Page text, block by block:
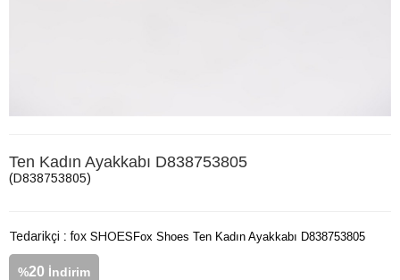
Ten Kadın Ayakkabı D838753805
(D838753805)
Tedarikçi : fox SHOES
%20 İndirim
Fox Shoes Ten Kadın Ayakkabı D838753805